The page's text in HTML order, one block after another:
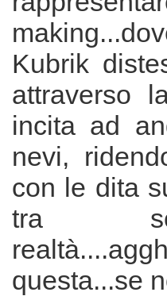
Kubrik
attraverso
incita ad
nevi,
con le dita
tra
questa...se